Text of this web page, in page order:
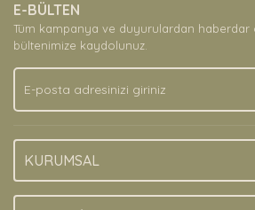
Ürün açıklamasında eksik bilgiler
Ürün bilgilerinde hatalar bulunuyor.
Ürün fiyatı diğer sitelerden daha pahalı.
Bu ürüne benzer farklı alternatifler
E-BÜLTEN
Tüm kampanya ve duyurulardan haberdar
bültenimize kaydolunuz.
KURUMSAL